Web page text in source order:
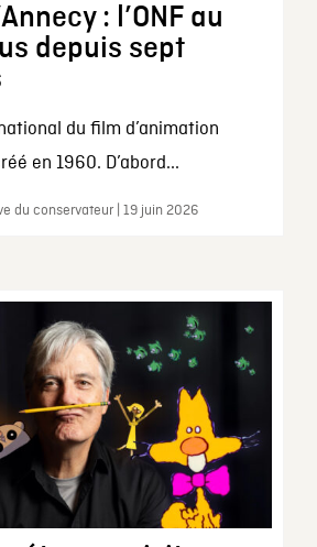
: l’ONF au
depuis sept
du film d’animation
en 1960. D’abord...
du conservateur | 19 juin 2026